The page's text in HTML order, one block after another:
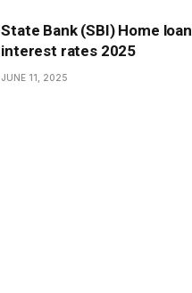
State Bank (SBI) Home loan
interest rates 2025
JUNE 11, 2025